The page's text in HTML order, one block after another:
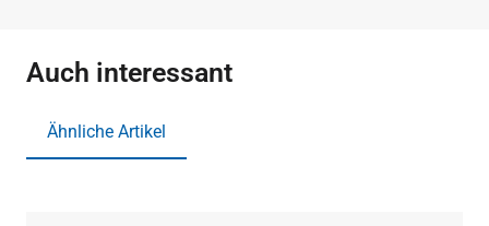
Auch interessant
Ähnliche Artikel